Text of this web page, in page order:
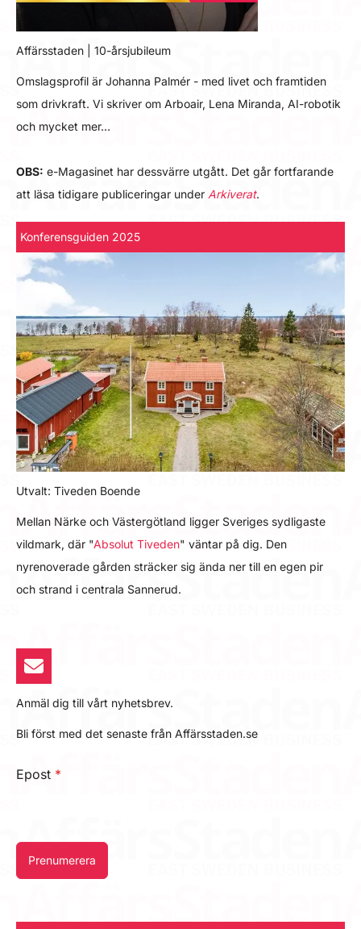
Affärsstaden | 10-årsjubileum
Omslagsprofil är Johanna Palmér - med livet och framtiden
som drivkraft. Vi skriver om Arboair, Lena Miranda, AI-robotik
och mycket mer…
OBS: e-Magasinet har dessvärre utgått. Det går fortfarande
att läsa tidigare publiceringar under Arkiverat.
Konferensguiden 2025
Utvalt: Tiveden Boende
Mellan Närke och Västergötland ligger Sveriges sydligaste
vildmark, där "Absolut Tiveden" väntar på dig. Den
nyrenoverade gården sträcker sig ända ner till en egen pir
och strand i centrala Sannerud.
Anmäl dig till vårt nyhetsbrev.
Bli först med det senaste från Affärsstaden.se
Epost *
Prenumerera